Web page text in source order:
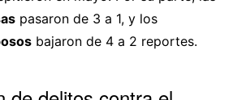
pasaron de 3 a 1, y los
bajaron de 4 a 2 reportes.